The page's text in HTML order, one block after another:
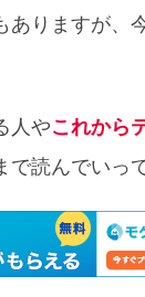
ありますが、
人やこれから
読んでいっ